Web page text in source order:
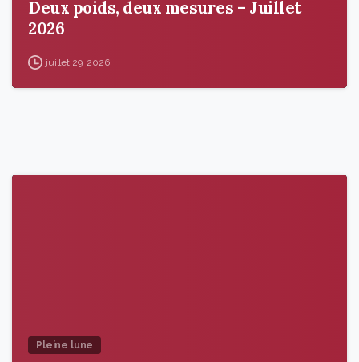
Deux poids, deux mesures – Juillet
2026
juillet 29, 2026
Pleine lune